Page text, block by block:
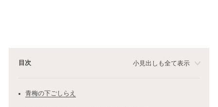
目次 小見出しも全て表示
青梅の下ごしらえ